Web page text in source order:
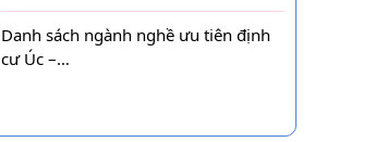
Danh sách ngành nghề ưu tiên định
cư Úc –…